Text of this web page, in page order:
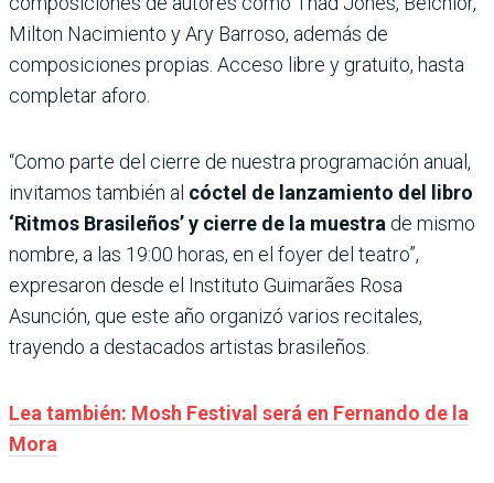
Milton Nacimiento y Ary Barroso, además de
composiciones propias. Acceso libre y gratuito, hasta
completar aforo.
“Como parte del cierre de nuestra programación anual,
invitamos también al cóctel de lanzamiento del libro
‘Ritmos Brasileños’ y cierre de la muestra de mismo
nombre, a las 19:00 horas, en el foyer del teatro”,
expresaron desde el Instituto Guimarães Rosa
Asunción, que este año organizó varios recitales,
trayendo a destacados artistas brasileños.
Lea también: Mosh Festival será en Fernando de la
Mora